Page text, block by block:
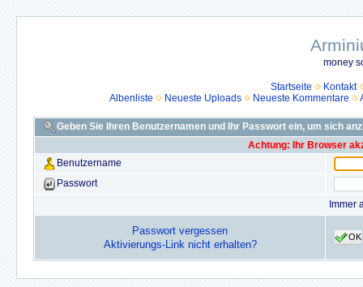
money
Startseite
Kontakt
Albenliste
Neueste Uploads Neueste Kommentare
Geben Sie Ihren Benutzernamen und Ihr Passwort ein, um sich
Achtung: Ihr Browser
Benutzername
Passwort
Immer
Passwort vergessen
Aktivierungs-Link nicht erhalten?
OK